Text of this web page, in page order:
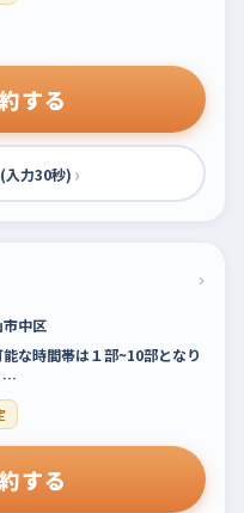
する
(入力30秒) ›
›
市中区
な時間帯は１部~10部となり
…
する